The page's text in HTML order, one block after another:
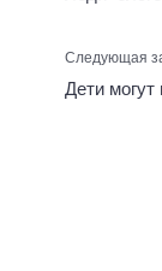
Следующая
Дети могут